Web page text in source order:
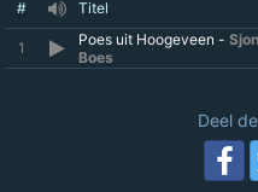
# Titel
1 Poes uit Hoogeveen -
Boes
Deel